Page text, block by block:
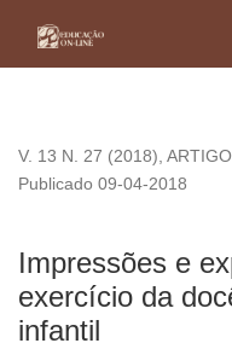
V. 13 N. 27 (2018),
Impressões e
exercício da
infantil
Publicado 09-04-2018